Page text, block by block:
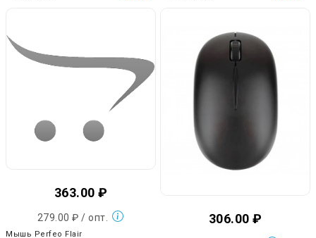
363.00 ₽
279.00 ₽ / опт.
Мышь Perfeo Flair
306.00 ₽